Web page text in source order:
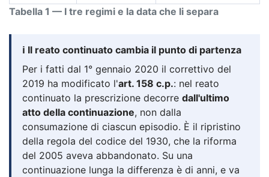
Tabella 1 — I tre regimi e la data che li separa
ℹ️ Il reato continuato cambia il punto di partenza
Per i fatti dal 1° gennaio 2020 il correttivo del
2019 ha modificato l'art. 158 c.p.: nel reato
continuato la prescrizione decorre dall'ultimo
atto della continuazione, non dalla
consumazione di ciascun episodio. È il ripristino
della regola del codice del 1930, che la riforma
del 2005 aveva abbandonato. Su una
continuazione lunga la differenza è di anni, e va